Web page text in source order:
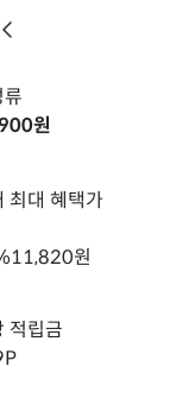
원
최대 혜택가
11,820원
적립금
P